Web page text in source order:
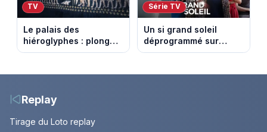
TV
Le palais des
hiéroglyphes : plongez
dans la tombe
les archéologues
Série TV
Un si grand soleil
déprogrammé sur
France 3 : cinq
diffusés le 13 août
Replay
Tirage du Loto replay